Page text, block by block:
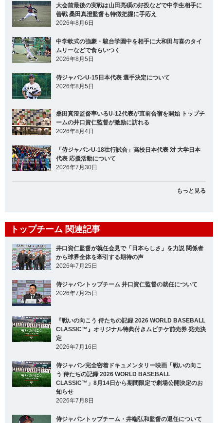
大会前最後の実戦は山田亮碩の好投などで中学生相手に
善戦 桑田真澄監督も特徴把握に手応え
2026年8月6日
中学軟式の強豪・駿台学園中を相手に大和田与喜のタイ
ムリーなどで食らいつく
2026年8月5日
侍ジャパンU-15日本代表 選手決定について
2026年8月5日
桑田真澄監督率いるU-12代表が直前合宿を開始 トップチ
ームの井口資仁監督が激励に訪れる
2026年8月4日
「侍ジャパンU-18壮行試合」高校日本代表 対 大学日本
代表 応援活動について
2026年7月30日
もっと見る
トップチーム 関連記事
井口資仁監督が就任会見で「日本らしさ」を力説 関係者
から球界全体を牽引する期待の声
2026年7月25日
侍ジャパントップチーム 井口資仁監督の就任について
2026年7月25日
『戦いの向こう 侍たちの記録 2026 WORLD BASEBALL
CLASSIC™』オリジナル特典付きムビチケ前売券 発売決
定
2026年7月16日
侍ジャパン完全密着ドキュメンタリー映画「戦いの向こ
う 侍たちの記録 2026 WORLD BASEBALL
CLASSIC™」8月14日から期間限定で劇場公開決定のお
知らせ
2026年7月8日
侍ジャパントップチーム・井端弘和監督の退任について